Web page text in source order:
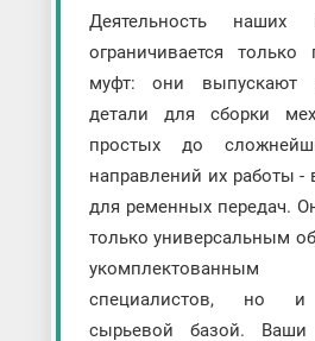
Деятельность наших
ограничивается только
муфт: они выпускают
детали для сборки
простых до
направлений их работы
для ременных передач.
только универсальным
специалистов, но и
сырьевой базой. Ваши